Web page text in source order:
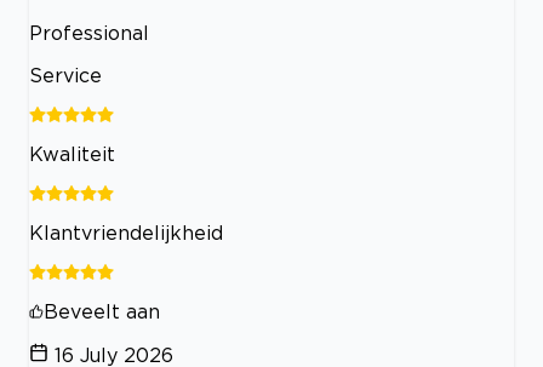
Professional
Service
Kwaliteit
Klantvriendelijkheid
Beveelt aan
16 July 2026